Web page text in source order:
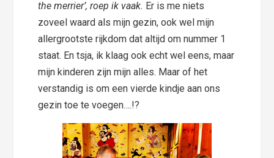
the merrier’, roep ik vaak. Er is me niets
zoveel waard als mijn gezin, ook wel mijn
allergrootste rijkdom dat altijd om nummer 1
staat. En tsja, ik klaag ook echt wel eens, maar
mijn kinderen zijn mijn alles. Maar of het
verstandig is om een vierde kindje aan ons
gezin toe te voegen….!?